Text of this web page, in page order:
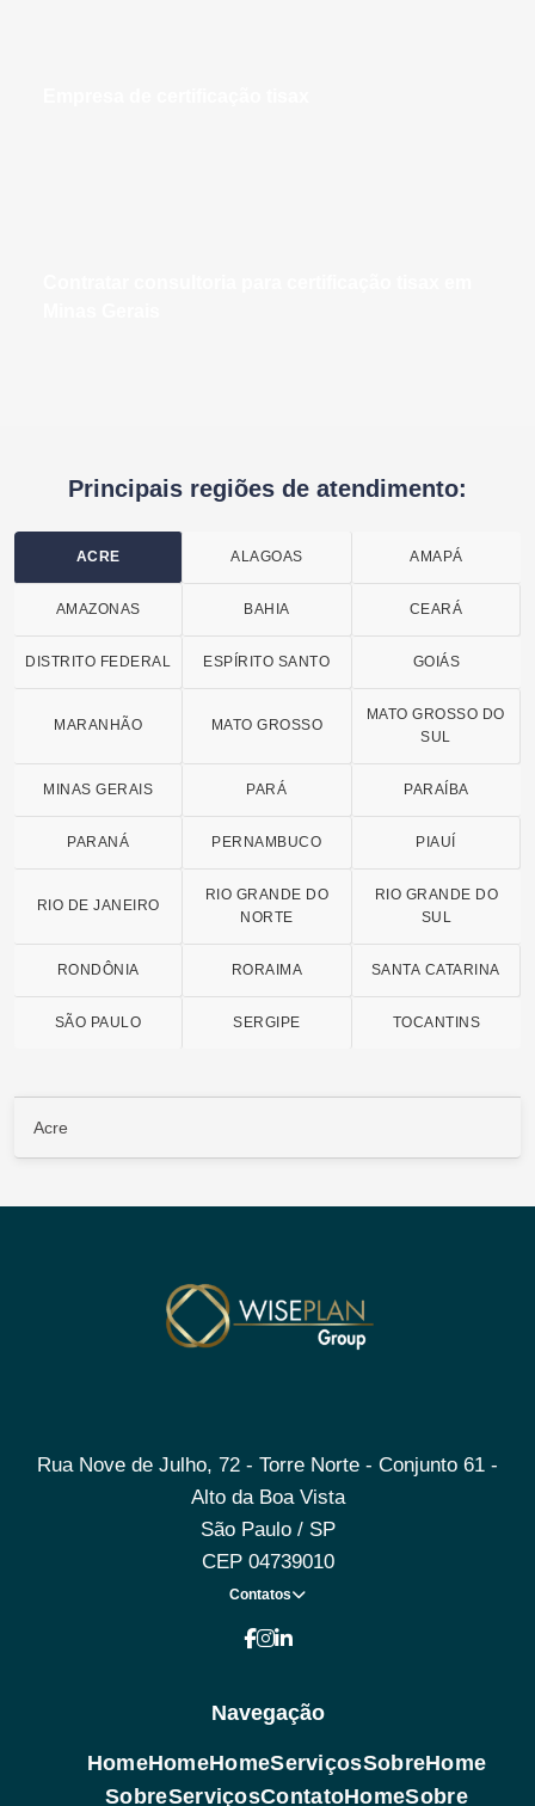
Principais regiões de atendimento:
ACRE ALAGOAS AMAPÁ
AMAZONAS BAHIA CEARÁ
DISTRITO FEDERAL ESPÍRITO SANTO GOIÁS
MARANHÃO MATO GROSSO
MATO GROSSO DO
SUL
MINAS GERAIS PARÁ PARAÍBA
PARANÁ PERNAMBUCO PIAUÍ
RIO DE JANEIRO
RIO GRANDE DO
NORTE
RIO GRANDE DO
SUL
RONDÔNIA RORAIMA SANTA CATARINA
SÃO PAULO SERGIPE TOCANTINS
Acre
Rua Nove de Julho, 72 - Torre Norte - Conjunto 61 -
Alto da Boa Vista
São Paulo / SP
CEP 04739010
Contatos
Navegação
HomeHomeHomeServiçosSobreHome
SobreServiçosContatoHomeSobre